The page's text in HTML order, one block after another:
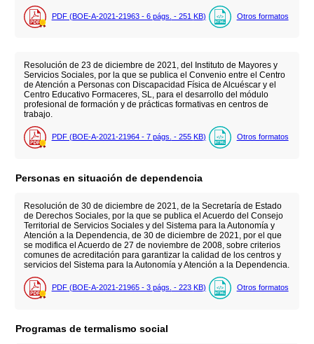
PDF (BOE-A-2021-21963 - 6 págs. - 251 KB) Otros formatos
Resolución de 23 de diciembre de 2021, del Instituto de Mayores y
Servicios Sociales, por la que se publica el Convenio entre el Centro
de Atención a Personas con Discapacidad Física de Alcuéscar y el
Centro Educativo Formaceres, SL, para el desarrollo del módulo
profesional de formación y de prácticas formativas en centros de
trabajo.
PDF (BOE-A-2021-21964 - 7 págs. - 255 KB) Otros formatos
Personas en situación de dependencia
Resolución de 30 de diciembre de 2021, de la Secretaría de Estado
de Derechos Sociales, por la que se publica el Acuerdo del Consejo
Territorial de Servicios Sociales y del Sistema para la Autonomía y
Atención a la Dependencia, de 30 de diciembre de 2021, por el que
se modifica el Acuerdo de 27 de noviembre de 2008, sobre criterios
comunes de acreditación para garantizar la calidad de los centros y
servicios del Sistema para la Autonomía y Atención a la Dependencia.
PDF (BOE-A-2021-21965 - 3 págs. - 223 KB) Otros formatos
Programas de termalismo social